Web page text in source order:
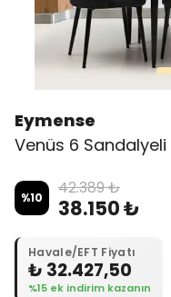
Eymense
Venüs 6 Sandalyeli
%10 42.389 ₺
38.150 ₺
Havale/EFT Fiyatı
₺ 32.427,50
%15 ek indirim kazanın